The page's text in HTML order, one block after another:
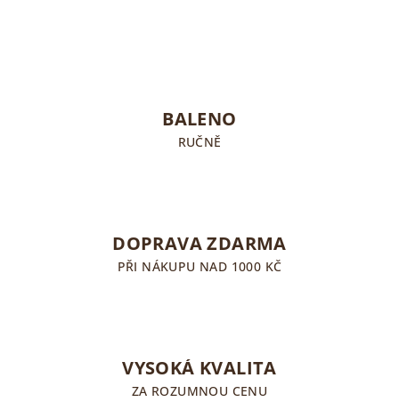
BALENO
RUČNĚ
DOPRAVA ZDARMA
PŘI NÁKUPU NAD 1000 KČ
VYSOKÁ KVALITA
ZA ROZUMNOU CENU